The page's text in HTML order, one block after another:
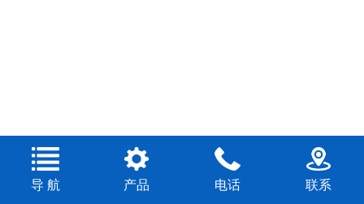
导 航 产品 电话 联系